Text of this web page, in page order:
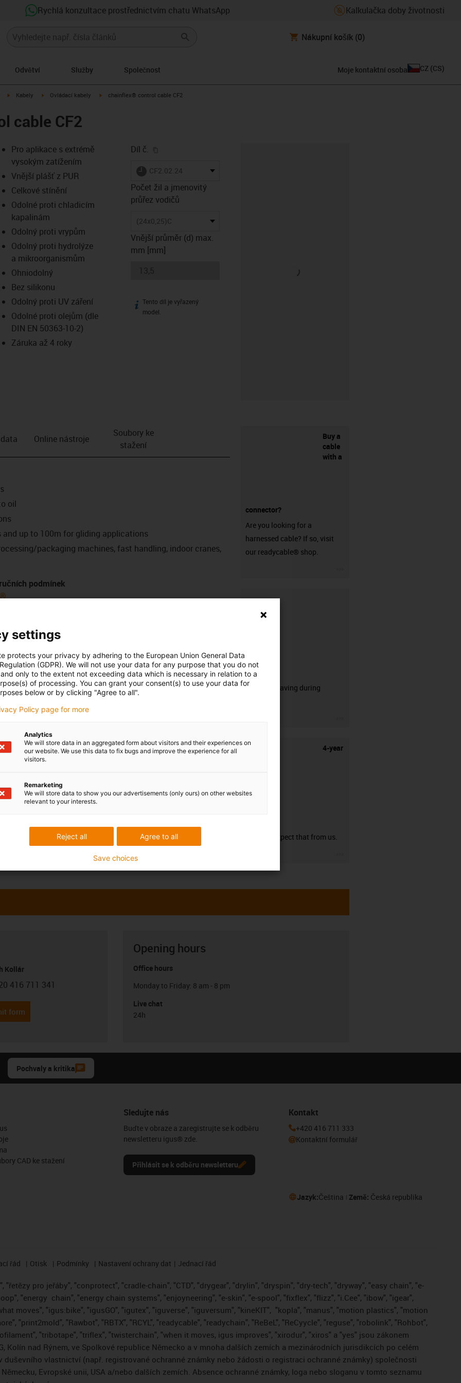
Rychlá konzultace prostřednictvím chatu WhatsApp Kalkulačka doby životnosti
Nákupní košík (0)
Odvětví Služby Společnost Moje kontaktní osoba CZ (CS)
igus-icon-arrow-right
Kabely igus-icon-arrow-right
Ovládací kabely igus-icon-arrow-right
chainflex® control cable CF2
cable CF2
icon-lupe
icon-lupe
icon-lupe
Pro aplikace s extrémě
vysokým zatížením
Vnější plášť z PUR
Celkové stínění
Odolné proti chladicím
kapalinám
Odolný proti vrypům
Odolný proti hydrolýze
a mikroorganismům
Ohniodolný
Bez silikonu
Odolný proti UV záření
Odolné proti olejům (dle
DIN EN 50363-10-2)
Záruka až 4 roky
Díl č.
igus-icon-lieferzeit
CF2.02.24
Počet žil a jmenovitý
průřez vodičů
(24x0,25)C
Vnější průměr (d) max.
mm [mm]
igus-icon-info
Tento díl je vyřazený
model.
Online nástroje
Soubory ke
stažení
oil
up to 100m for gliding applications
packaging machines, fast handling, indoor cranes,
podmínek
a max.Délka pojezdu
[m/s2] [m] [faktor x d] [faktor x d] [faktor x d]
6,8 7,5 8,5
– požádejte o individuální kalkulaci.
Buy a
cable
with a
connector?
Are you looking for a
harnessed cable? If so, visit
our readycable® shop.
CFRIP®
50% time saving during
4-year
You can expect that from us.
Kollár
phone
416 711 341
form
Opening hours
Office hours
Monday to Friday: 8 am - 8 pm
Live chat
24h
Pochvaly a kritika
CAD ke stažení
Sledujte nás
Buďte v obraze a zaregistrujte se k odběru
newsletteru igus® zde.
Přihlásit se k odběru newsletteru
Kontakt
+420 416 711 333
Kontaktní formulář
Jazyk:Čeština Země: Česká republika
řád Otisk Podmínky Nastavení ochrany dat Jednací řád
"řetězy pro jeřáby", "conprotect", "cradle-chain", "CTD", "drygear", "drylin", "dryspin", "dry-tech", "dryway", "easy chain", "e-
"energy chain", "energy chain systems", "enjoyneering", "e-skin", "e-spool", "fixflex", "flizz", "i.Cee", "ibow", "igear",
moves", "igus:bike", "igusGO", "igutex", "iguverse", "iguversum", "kineKIT", "kopla", "manus", "motion plastics", "motion
"print2mold", "Rawbot", "RBTX", "RCYL", "readycable", "readychain", "ReBeL", "ReCyycle", "reguse", "robolink", "Rohbot",
"tribotape", "triflex", "twisterchain", "when it moves, igus improves", "xirodur", "xiros" a "yes" jsou zákonem
Kolín nad Rýnem, ve Spolkové republice Německo a v mnoha dalších zemích a mezinárodních jurisdikcích po celém
duševního vlastnictví (např. registrované ochranné známky nebo žádosti o registraci ochranné známky) společnosti
Evropské unii, USA a/nebo dalších zemích. Absence ochranné známky, loga nebo sloganu v tomto seznamu
settings
protects your privacy by adhering to the European Union General Data
(GDPR). We will not use your data for any purpose that you do not
only to the extent not exceeding data which is necessary in relation to a
of processing. You can grant your consent(s) to use your data for
below or by clicking "Agree to all".
Policy page for more
Analytics
We will store data in an aggregated form about visitors and their experiences on
our website. We use this data to fix bugs and improve the experience for all
visitors.
Remarketing
We will store data to show you our advertisements (only ours) on other websites
relevant to your interests.
Agree to all
Reject all
Save choices